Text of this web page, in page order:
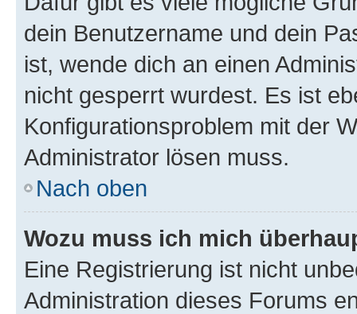
dein Benutzername und dein
ist, wende dich an einen
nicht gesperrt wurdest. Es ist
Konfigurationsproblem mit der
Administrator lösen muss.
Nach oben
Wozu muss ich mich
Eine Registrierung ist nicht
Administration dieses Forums